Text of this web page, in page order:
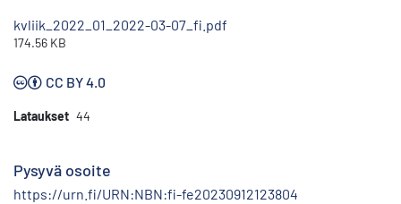
kvliik_2022_01_2022-03-07_fi.pdf
174.56 KB
CC BY 4.0
Lataukset 44
Pysyvä osoite
https://urn.fi/URN:NBN:fi-fe20230912123804